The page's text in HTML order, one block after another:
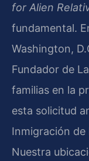
for Alien
fundamental.
Washington,
Fundador de
familias en la
esta solicitud
Inmigración de
Nuestra